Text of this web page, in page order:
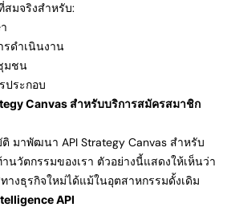
มจริงสำหรับ:
รดำเนินงาน
มชน
ประกอบ
Canvas สำหรับบริการสมัครสมาชิก
มาพัฒนา API Strategy Canvas สำหรับ
นวัตกรรมของเรา ตัวอย่างนี้แสดงให้เห็นว่า
างธุรกิจใหม่ได้แม้ในอุตสาหกรรมดั้งเดิม
API